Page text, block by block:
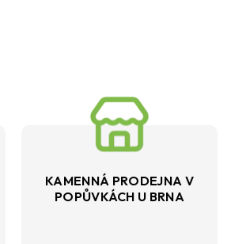
KAMENNÁ PRODEJNA V
POPŮVKÁCH U BRNA